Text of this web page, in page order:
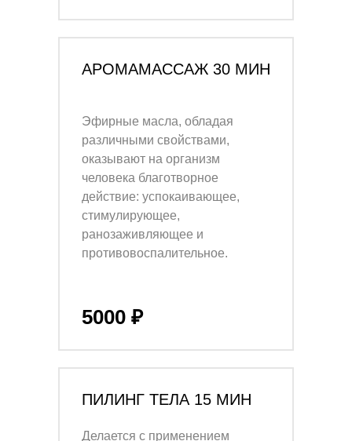
АРОМАМАССАЖ 30 МИН
Эфирные масла, обладая
различными свойствами,
оказывают на организм
человека благотворное
действие: успокаивающее,
стимулирующее,
ранозаживляющее и
противовоспалительное.
5000 ₽
ПИЛИНГ ТЕЛА 15 МИН
Делается с применением